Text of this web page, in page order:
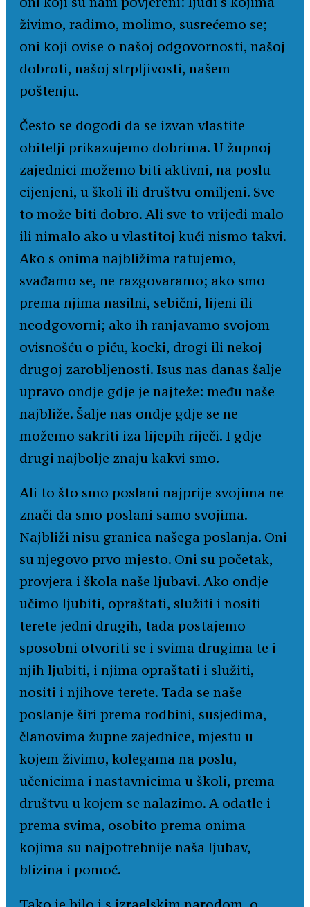
živimo, radimo, molimo, susrećemo se;
oni koji ovise o našoj odgovornosti, našoj
dobroti, našoj strpljivosti, našem
poštenju.
Često se dogodi da se izvan vlastite
obitelji prikazujemo dobrima. U župnoj
zajednici možemo biti aktivni, na poslu
cijenjeni, u školi ili društvu omiljeni. Sve
to može biti dobro. Ali sve to vrijedi malo
ili nimalo ako u vlastitoj kući nismo takvi.
Ako s onima najbližima ratujemo,
svađamo se, ne razgovaramo; ako smo
prema njima nasilni, sebični, lijeni ili
neodgovorni; ako ih ranjavamo svojom
ovisnošću o piću, kocki, drogi ili nekoj
drugoj zarobljenosti. Isus nas danas šalje
upravo ondje gdje je najteže: među naše
najbliže. Šalje nas ondje gdje se ne
možemo sakriti iza lijepih riječi. I gdje
drugi najbolje znaju kakvi smo.
Ali to što smo poslani najprije svojima ne
znači da smo poslani samo svojima.
Najbliži nisu granica našega poslanja. Oni
su njegovo prvo mjesto. Oni su početak,
provjera i škola naše ljubavi. Ako ondje
učimo ljubiti, opraštati, služiti i nositi
terete jedni drugih, tada postajemo
sposobni otvoriti se i svima drugima te i
njih ljubiti, i njima opraštati i služiti,
nositi i njihove terete. Tada se naše
poslanje širi prema rodbini, susjedima,
članovima župne zajednice, mjestu u
kojem živimo, kolegama na poslu,
učenicima i nastavnicima u školi, prema
društvu u kojem se nalazimo. A odatle i
prema svima, osobito prema onima
kojima su najpotrebnije naša ljubav,
blizina i pomoć.